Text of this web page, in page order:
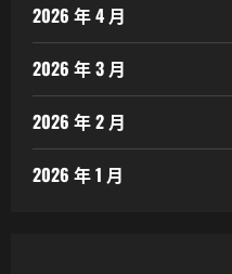
2026 年 4 月
2026 年 3 月
2026 年 2 月
2026 年 1 月